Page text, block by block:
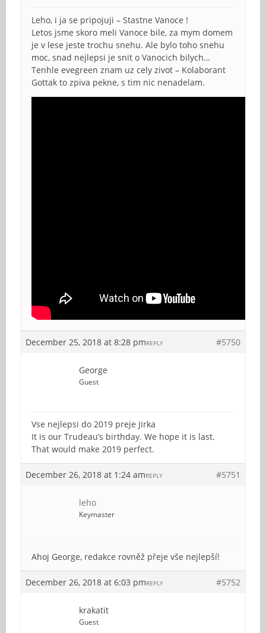
Leho, i ja se pripojuji – Stastne Vanoce !
Letos jsme skoro meli Vanoce bile, za mym domem
je v lese jeste trochu snehu. Ale bylo toho snehu
moc, snad nejlepsi je snit o Vanocich bilych…
Tenhle evegreen znam uz cely zivot – Kolaborant
Gottak to zpiva pekne, s tim nic nenadelam.
December 25, 2018 at 8:28 pm #5750
REPLY
George
Guest
Vse nejlepsi do 2019 preje Jirka
It is our Trudeau’s birthday. We hope it is last.
That would make 2019 perfect.
December 26, 2018 at 1:24 am #5751
REPLY
leho
Keymaster
Ahoj George, redakce rovněž přeje vše nejlepší!
December 26, 2018 at 6:03 pm #5752
REPLY
krakatit
Guest